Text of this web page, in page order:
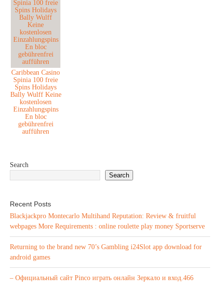
Caribbean Casino
Spinia 100 freie
Spins Holidays
Bally Wulff Keine
kostenlosen
Einzahlungspins
En bloc
gebührenfrei
aufführen
Search
Search
Recent Posts
Blackjackpro Montecarlo Multihand Reputation: Review & fruitful
webpages More Requirements : online roulette play money Sportserve
Returning to the brand new 70’s Gambling i24Slot app download for
android games
– Официальный сайт Pinco играть онлайн Зеркало и вход.466